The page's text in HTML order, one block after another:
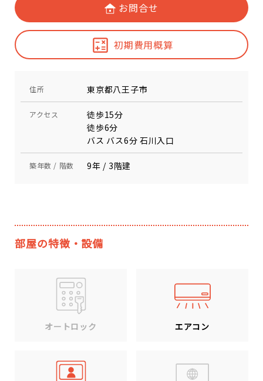
お問合せ
初期費用概算
住所 東京都八王子市
アクセス
徒歩15分
徒歩6分
バス バス6分 石川入口
築年数 / 階数 9年 / 3階建
部屋の特徴・設備
オートロック エアコン